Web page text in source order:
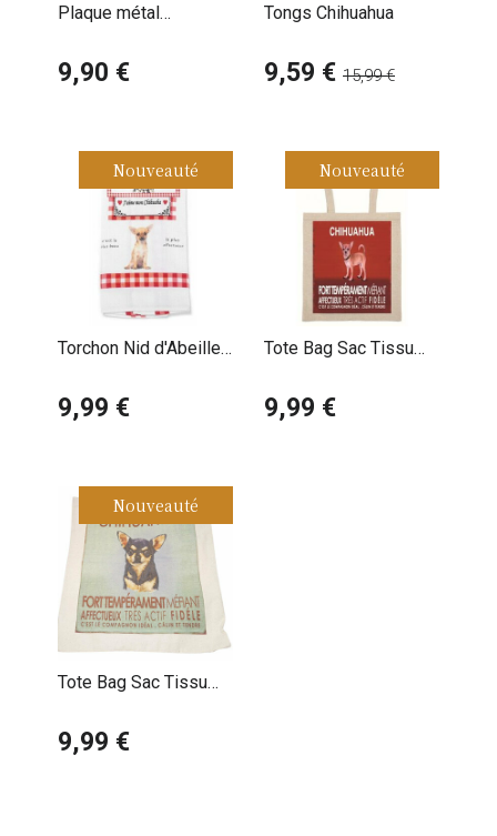
Plaque métal
Chihuahua
9,90 €
Tongs Chihuahua
9,59 € 15,99 €
Nouveauté
Torchon Nid d'Abeille
9,99 €
Nouveauté
Tote Bag Sac Tissu
9,99 €
Nouveauté
Tote Bag Sac Tissu
9,99 €